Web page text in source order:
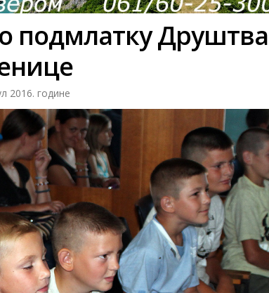
подмлатку
2016. године